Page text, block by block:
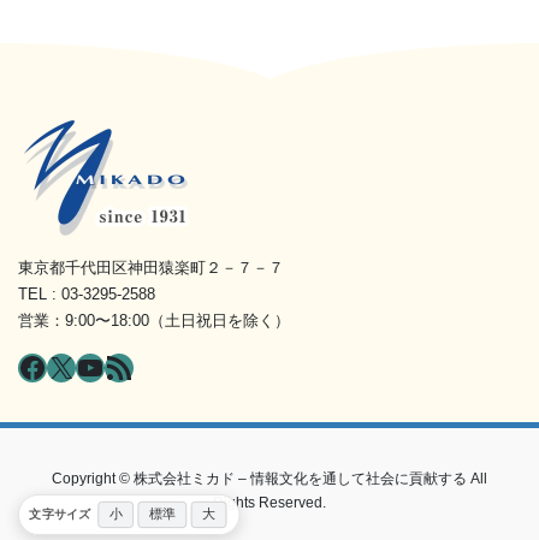
東京都千代田区神田猿楽町２－７－７
TEL : 03-3295-2588
営業：9:00〜18:00（土日祝日を除く）
Facebook
X YouTube
RSS フィード
Copyright © 株式会社ミカド – 情報文化を通して社会に貢献する All
Rights Reserved.
文字サイズ 小 標準 大